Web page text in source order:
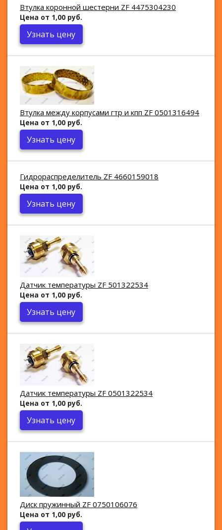
Втулка коронной шестерни ZF 4475304230
Цена от 1,00 руб.
Узнать цену
Втулка между корпусами гтр и кпп ZF 0501316494
Цена от 1,00 руб.
Узнать цену
Гидрораспределитель ZF 4660159018
Цена от 1,00 руб.
Узнать цену
Датчик температуры ZF 501322534
Цена от 1,00 руб.
Узнать цену
Датчик температуры ZF 0501322534
Цена от 1,00 руб.
Узнать цену
Диск пружинный ZF 0750106076
Цена от 1,00 руб.